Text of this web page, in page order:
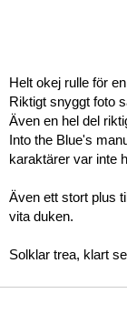
Helt okej rulle för
Riktigt snyggt foto
Även en hel del
Into the Blue's
karaktärer var inte
Även ett stort plus
vita duken.
Solklar trea, klart